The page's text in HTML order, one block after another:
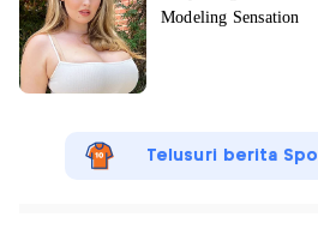
Telusuri berita